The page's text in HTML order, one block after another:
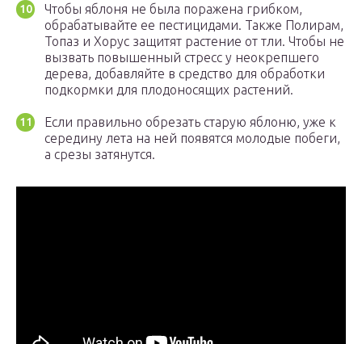
Чтобы яблоня не была поражена грибком,
обрабатывайте ее пестицидами. Также Полирам,
Топаз и Хорус защитят растение от тли. Чтобы не
вызвать повышенный стресс у неокрепшего
дерева, добавляйте в средство для обработки
подкормки для плодоносящих растений.
Если правильно обрезать старую яблоню, уже к
середину лета на ней появятся молодые побеги,
а срезы затянутся.